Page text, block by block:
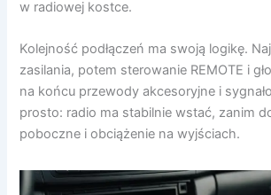
w radiowej kostce.
Kolejność podłączeń ma swoją logikę.
zasilania, potem sterowanie REMOTE i
na końcu przewody akcesoryjne i
prosto: radio ma stabilnie wstać, zanim
poboczne i obciążenie na wyjściach.